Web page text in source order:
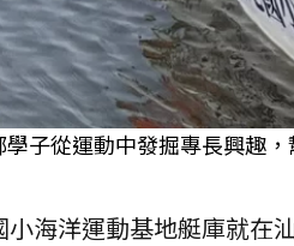
子從運動中發掘專長興趣
小海洋運動基地艇庫就在